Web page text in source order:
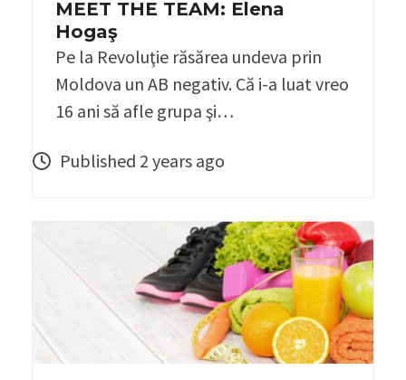
MEET THE TEAM: Elena
Hogaş
Pe la Revoluţie răsărea undeva prin
Moldova un AB negativ. Că i-a luat vreo
16 ani să afle grupa şi…
Published 2 years ago